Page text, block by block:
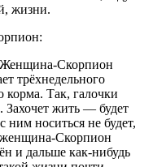
жизни.
Женщина-Скорпион
трёхнедельного
корма. Так, галочки
Захочет жить — будет
ним носиться не будет,
женщина-Скорпион
и дальше как-нибудь